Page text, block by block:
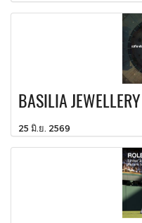
BASILIA
25 มิ.ย. 2569